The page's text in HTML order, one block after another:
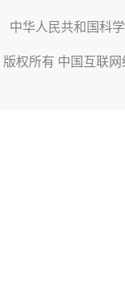
中华人民共和国科
版权所有 中国互联